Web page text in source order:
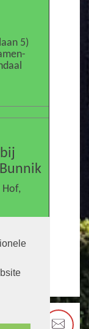
5)
Hof,